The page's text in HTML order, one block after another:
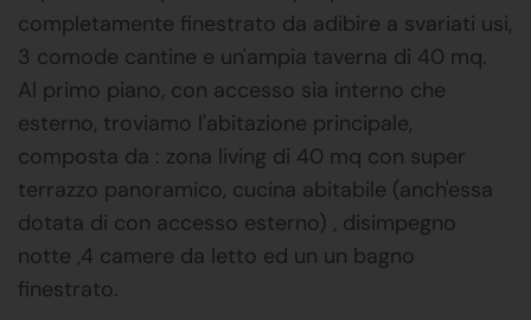
completamente finestrato da adibire a svariati usi,
3 comode cantine e un'ampia taverna di 40 mq.
Al primo piano, con accesso sia interno che
esterno, troviamo l'abitazione principale,
composta da : zona living di 40 mq con super
terrazzo panoramico, cucina abitabile (anch'essa
dotata di con accesso esterno) , disimpegno
notte ,4 camere da letto ed un un bagno
finestrato.